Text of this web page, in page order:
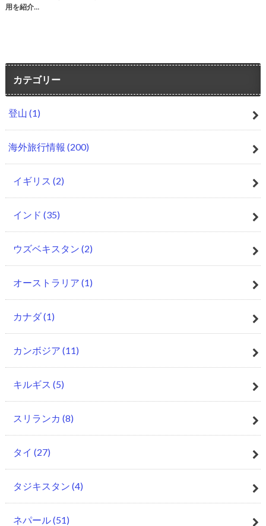
用を紹介…
カテゴリー
登山 (1)
海外旅行情報 (200)
イギリス (2)
インド (35)
ウズベキスタン (2)
オーストラリア (1)
カナダ(1)
カンボジア (11)
キルギス (5)
スリランカ (8)
タイ (27)
タジキスタン (4)
ネパール(51)